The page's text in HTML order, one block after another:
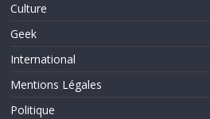
Culture
Geek
International
Mentions Légales
Politique